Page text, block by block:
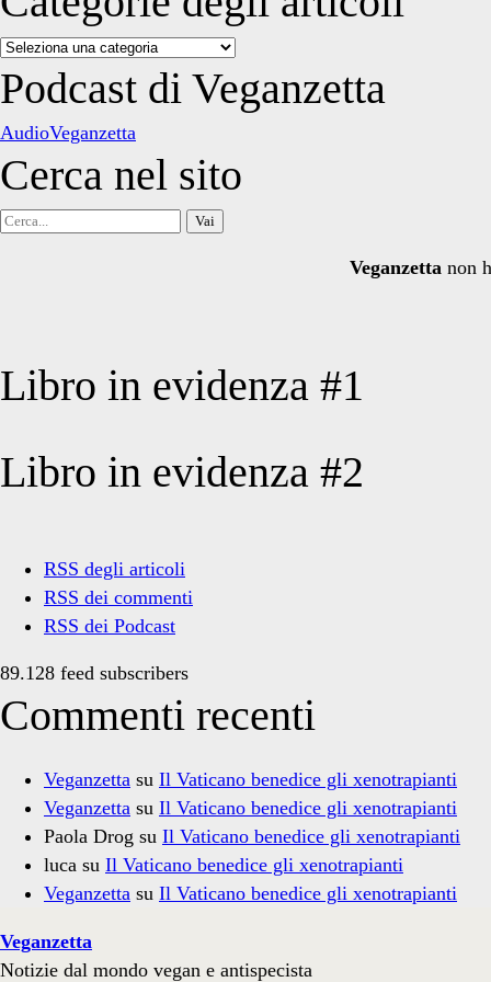
Categorie
degli
articoli
Podcast di Veganzetta
AudioVeganzetta
Cerca nel sito
Cerca
Veganzetta non
Libro in evidenza #1
Libro in evidenza #2
RSS degli articoli
RSS dei commenti
RSS dei Podcast
89.128 feed subscribers
Commenti recenti
Veganzetta su Il Vaticano benedice gli xenotrapianti
Veganzetta su Il Vaticano benedice gli xenotrapianti
Paola Drog su Il Vaticano benedice gli xenotrapianti
luca su Il Vaticano benedice gli xenotrapianti
Veganzetta su Il Vaticano benedice gli xenotrapianti
Veganzetta
Notizie dal mondo vegan e antispecista